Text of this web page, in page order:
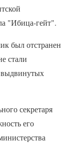
"Ибица-гейт".
был отстранен
стали
выдвинутых
секретаря
его